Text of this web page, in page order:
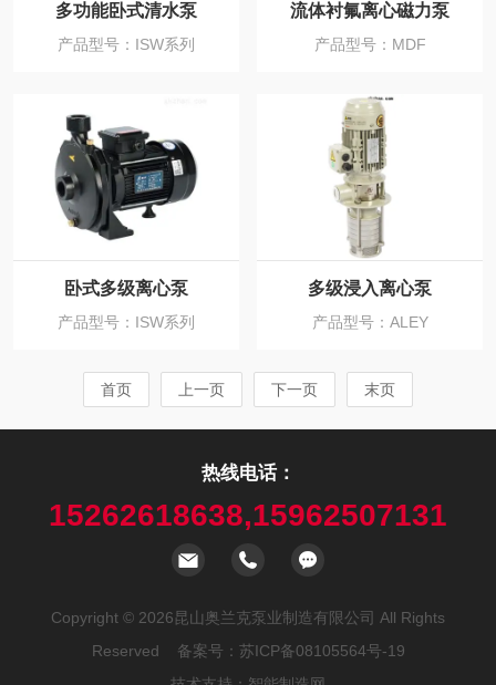
多功能卧式清水泵
产品型号：ISW系列
流体衬氟离心磁力泵
产品型号：MDF
卧式多级离心泵
产品型号：ISW系列
多级浸入离心泵
产品型号：ALEY
首页 上一页 下一页 末页
热线电话：
15262618638,15962507131
Copyright © 2026昆山奥兰克泵业制造有限公司 All Rights
Reserved 备案号： 苏ICP备08105564号-19